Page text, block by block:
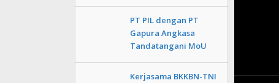
PT PIL dengan PT
Gapura Angkasa
Tandatangani MoU
Kerjasama BKKBN-TNI